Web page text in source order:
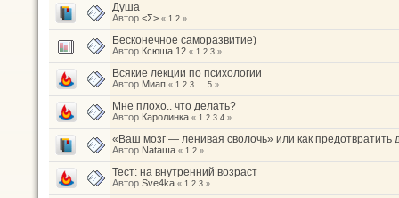
Душа
Автор <Σ> « 1 2 »
Бесконечное саморазвитие)
Автор Ксюша 12 « 1 2 3 »
Всякие лекции по психологии
Автор Миап « 1 2 3 ... 5 »
Мне плохо.. что делать?
Автор Каролинка « 1 2 3 4 »
«Ваш мозг — ленивая сволочь» или как предотвратить
Автор Nataшa « 1 2 »
Тест: на внутренний возраст
Автор Sve4ka « 1 2 3 »